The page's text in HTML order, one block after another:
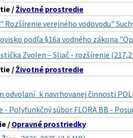
/ Životné prostredie
Rozšírenie verejného vodovodu"
podľa §16a vodného zákona
Zvolen – Sliač - rozšírenie
/ Životné prostredie
odvolaní_k navrhovanej činnosti
- Polyfunkčný súbor FLORA BB -
/Opravné prostriedky